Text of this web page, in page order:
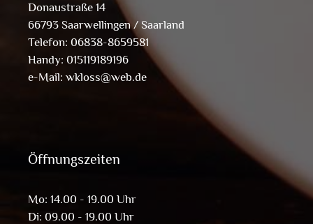
Donaustraße 14
66793 Saarwellingen / Saarland
Telefon: 06838-8659581
Handy: 015119189196
e-Mail: wkloss@web.de
Öffnungszeiten
Mo: 14.00 - 19.00 Uhr
Di: 09.00 - 19.00 Uhr